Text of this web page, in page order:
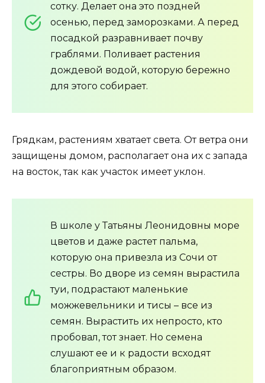
сотку. Делает она это поздней
осенью, перед заморозками. А перед
посадкой разравнивает почву
граблями. Поливает растения
дождевой водой, которую бережно
для этого собирает.
Грядкам, растениям хватает света. От ветра они
защищены домом, располагает она их с запада
на восток, так как участок имеет уклон.
В школе у Татьяны Леонидовны море
цветов и даже растет пальма,
которую она привезла из Сочи от
сестры. Во дворе из семян вырастила
туи, подрастают маленькие
можжевельники и тисы – все из
семян. Вырастить их непросто, кто
пробовал, тот знает. Но семена
слушают ее и к радости всходят
благоприятным образом.